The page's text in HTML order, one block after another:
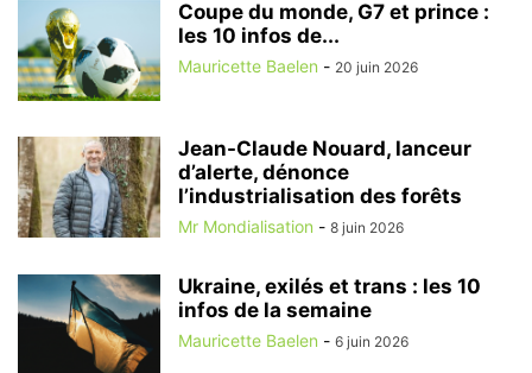
Coupe du monde, G7 et prince :
les 10 infos de...
Mauricette Baelen - 20 juin 2026
Jean-Claude Nouard, lanceur
d’alerte, dénonce
l’industrialisation des forêts
Mr Mondialisation - 8 juin 2026
Ukraine, exilés et trans : les 10
infos de la semaine
Mauricette Baelen - 6 juin 2026